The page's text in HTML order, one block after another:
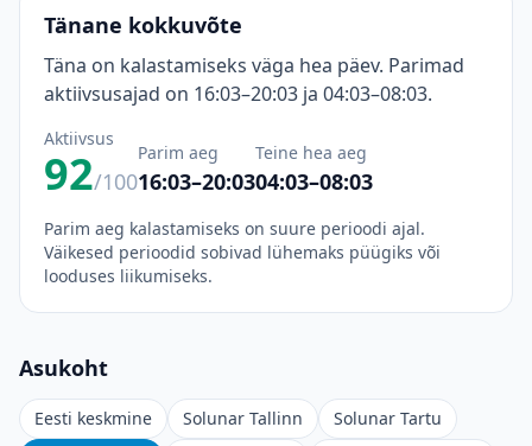
Tänane kokkuvõte
Täna on kalastamiseks väga hea päev. Parimad
aktiivsusajad on 16:03–20:03 ja 04:03–08:03.
Aktiivsus
92/100
Parim aeg
16:03–20:03
Teine hea aeg
04:03–08:03
Parim aeg kalastamiseks on suure perioodi ajal.
Väikesed perioodid sobivad lühemaks püügiks või
looduses liikumiseks.
Asukoht
Eesti keskmine Solunar Tallinn
Solunar Tartu